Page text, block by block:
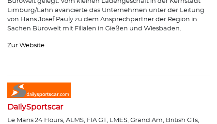
Limburg/Lahn avancierte das Unternehmen unter der Leitung
von Hans Josef Pauly zu dem Ansprechpartner der Region in
Sachen Bürowelt mit Filialen in Gießen und Wiesbaden.
Zur Website
DailySportscar
Le Mans 24 Hours, ALMS, FIA GT, LMES, Grand Am, British GTs,